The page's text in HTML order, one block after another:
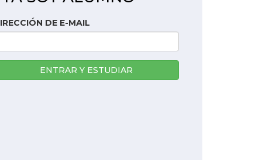
DE E-MAIL
ENTRAR Y ESTUDIAR